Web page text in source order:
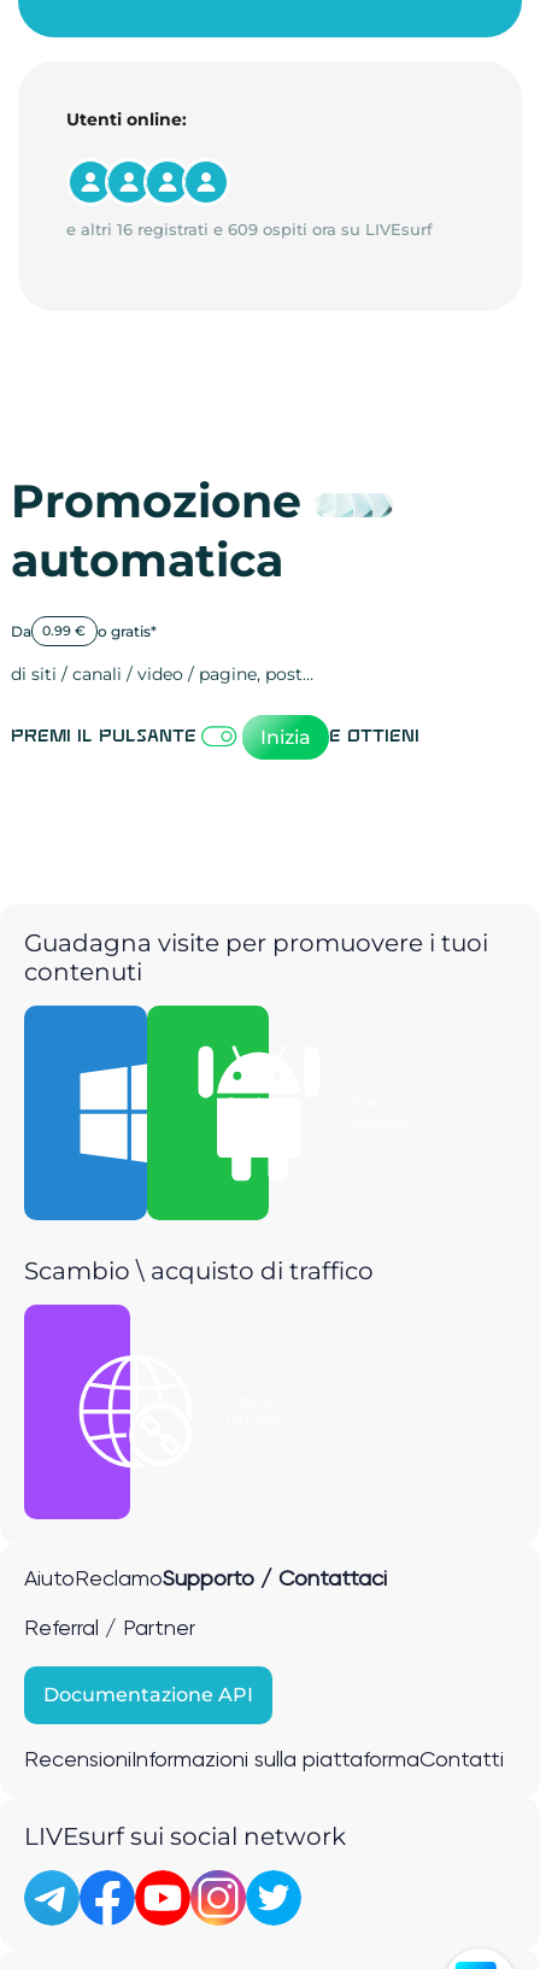
Utenti online:
e altri 16 registrati e 609 ospiti ora su LIVEsurf
Promozione
automatica
Da 0.99 € o gratis*
di siti / canali / video / pagine, post…
Premi il pulsante Inizia e ottieni
Guadagna visite per promuovere i tuoi
contenuti
Scarica per
Scambio \ acquisto di traffico
Aiuto ReclamoSupporto / Contattaci
Referral / Partner
Documentazione API
Recensioni Informazioni sulla piattaformaContatti
LIVEsurf sui social network